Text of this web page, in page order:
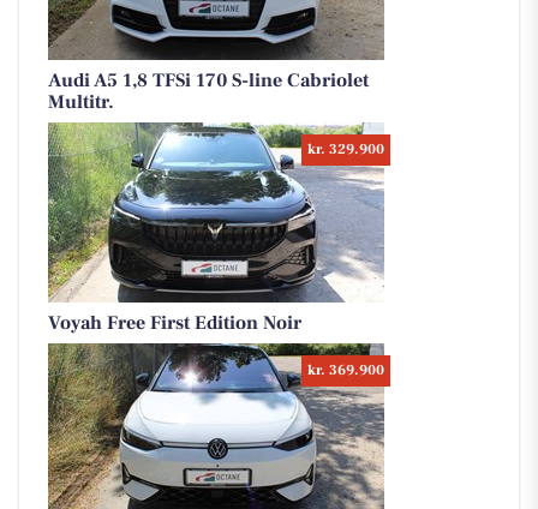
Audi A5 1,8 TFSi 170 S-line Cabriolet
Multitr.
kr. 329.900
Voyah Free First Edition Noir
kr. 369.900